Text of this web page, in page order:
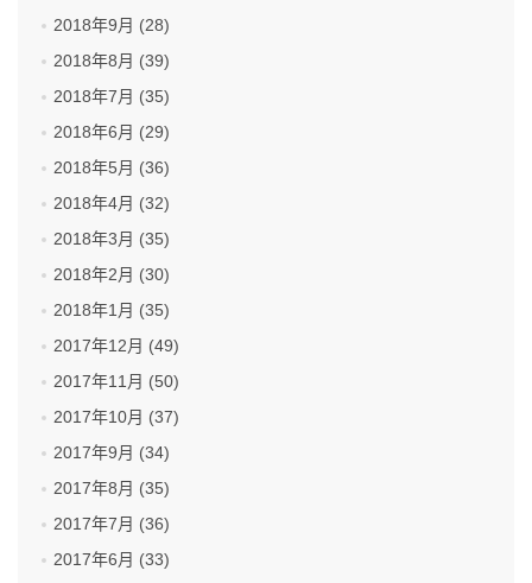
2018年9月 (28)
2018年8月 (39)
2018年7月 (35)
2018年6月 (29)
2018年5月 (36)
2018年4月 (32)
2018年3月 (35)
2018年2月 (30)
2018年1月 (35)
2017年12月 (49)
2017年11月 (50)
2017年10月 (37)
2017年9月 (34)
2017年8月 (35)
2017年7月 (36)
2017年6月 (33)